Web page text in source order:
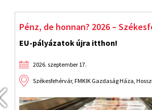
Start! Indulnak az EU-pályázatok!
Fejlődés újraindítva!
2026. szeptember 9.
Budapest, Benczúr Hotel VI. Benczúr utca 35